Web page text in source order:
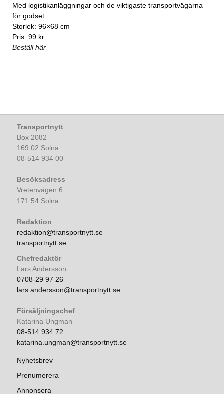
Med logistikanläggningar och de viktigaste transportvägarna
för godset.
Storlek: 96×68 cm
Pris: 99 kr.
Beställ här
Transportnytt
Box 2082
169 02 Solna
08-514 934 00
Besöksadress
Vretenvägen 6
171 54 Solna
Redaktion
redaktion@transportnytt.se
transportnytt.se
Chefredaktör
Lars Andersson
0708-29 97 26
lars.andersson@transportnytt.se
Försäljningschef
Katarina Ungman
08-514 934 72
katarina.ungman@transportnytt.se
Nyhetsbrev
Prenumerera
Annonsera